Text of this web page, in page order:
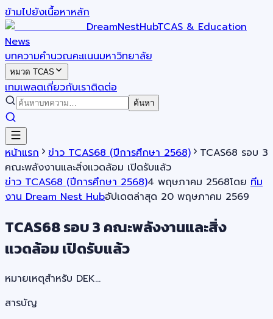
ข้ามไปยังเนื้อหาหลัก
DreamNestHubTCAS & Education
News
บทความคำนวณคะแนนมหาวิทยาลัย
หมวด TCAS
เทมเพลตเกี่ยวกับเราติดต่อ
ค้นหา
หน้าแรก ข่าว TCAS68 (ปีการศึกษา 2568)
TCAS68 รอบ 3
คณะพลังงานและสิ่งแวดล้อม เปิดรับแล้ว
ข่าว TCAS68 (ปีการศึกษา 2568)4 พฤษภาคม 2568โดย ทีม
งาน Dream Nest Hubอัปเดตล่าสุด 20 พฤษภาคม 2569
TCAS68 รอบ 3 คณะพลังงานและสิ่ง
แวดล้อม เปิดรับแล้ว
หมายเหตุสำหรับ DEK…
สารบัญ